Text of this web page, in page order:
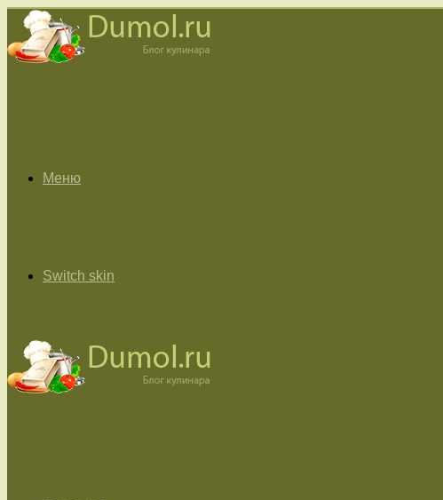
Меню
Switch skin